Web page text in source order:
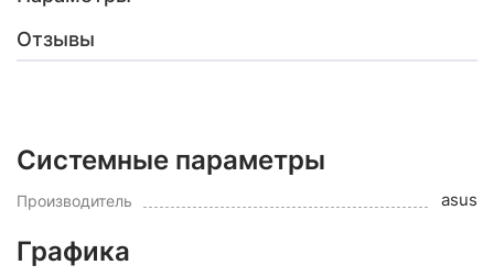
Отзывы
Системные параметры
Производитель asus
Графика